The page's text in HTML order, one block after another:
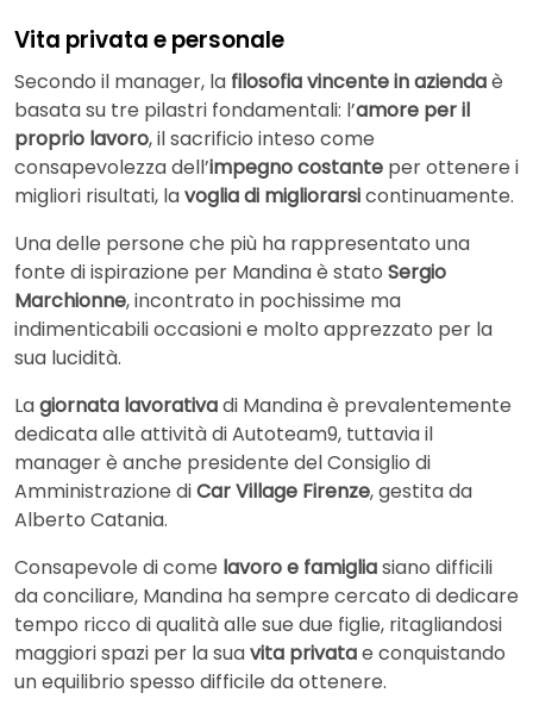
Vita privata e personale
Secondo il manager, la filosofia vincente in aziendaè
basata su tre pilastri fondamentali: l’amore per il
proprio lavoro, il sacrificio inteso come
consapevolezza dell’impegno costante per ottenere i
migliori risultati, lavoglia di migliorarsicontinuamente.
Una delle persone che più ha rappresentato una
fonte di ispirazione per Mandina è stato Sergio
Marchionne, incontrato in pochissime ma
indimenticabili occasioni e molto apprezzato per la
sua lucidità.
Lagiornata lavorativadi Mandina è prevalentemente
dedicata alle attività di Autoteam9, tuttavia il
manager è anche presidente del Consiglio di
Amministrazione diCar Village Firenze, gestita da
Alberto Catania.
Consapevole di come lavoro e famigliasiano difficili
da conciliare, Mandina ha sempre cercato di dedicare
tempo ricco di qualità alle sue due figlie, ritagliandosi
maggiori spazi per la suavita privatae conquistando
un equilibrio spesso difficile da ottenere.